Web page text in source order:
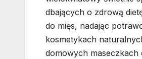
dbających o zdrową
do mięs, nadając
kosmetykach
domowych maseczkach